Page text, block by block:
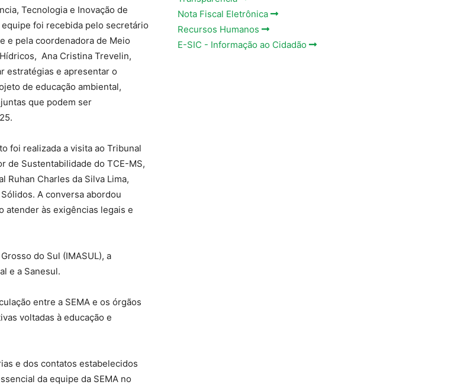
Tecnologia e Inovação de
equipe foi recebida pelo secretário
e pela coordenadora de Meio
Ana Cristina Trevelin,
estratégias e apresentar o
de educação ambiental,
que podem ser
foi realizada a visita ao Tribunal
de Sustentabilidade do TCE-MS,
Ruhan Charles da Silva Lima,
A conversa abordou
atender às exigências legais e
do Sul (IMASUL), a
e a Sanesul.
entre a SEMA e os órgãos
voltadas à educação e
e dos contatos estabelecidos
da equipe da SEMA no
Nota Fiscal Eletrônica
Recursos Humanos
E-SIC - Informação ao Cidadão